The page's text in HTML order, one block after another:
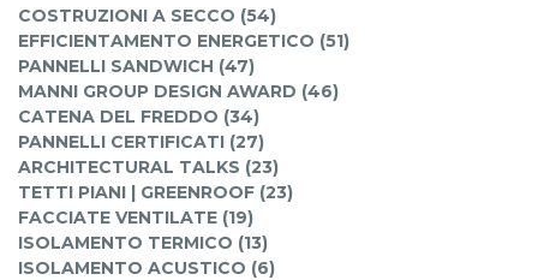
COSTRUZIONI A SECCO (54)
EFFICIENTAMENTO ENERGETICO (51)
PANNELLI SANDWICH (47)
MANNI GROUP DESIGN AWARD (46)
CATENA DEL FREDDO (34)
PANNELLI CERTIFICATI (27)
ARCHITECTURAL TALKS (23)
TETTI PIANI | GREENROOF (23)
FACCIATE VENTILATE (19)
ISOLAMENTO TERMICO (13)
ISOLAMENTO ACUSTICO (6)